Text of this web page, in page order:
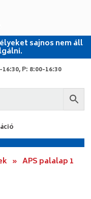
sajnos nem áll
P: 8:00-16:30
» APS palalap 1